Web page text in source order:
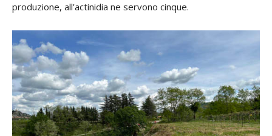
produzione, all’actinidia ne servono cinque.